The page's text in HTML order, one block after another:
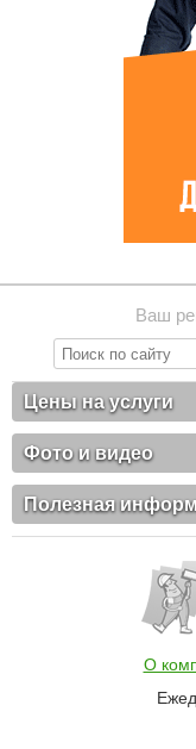
Ваш
Цены на услуги
Фото и видео
Полезная
О